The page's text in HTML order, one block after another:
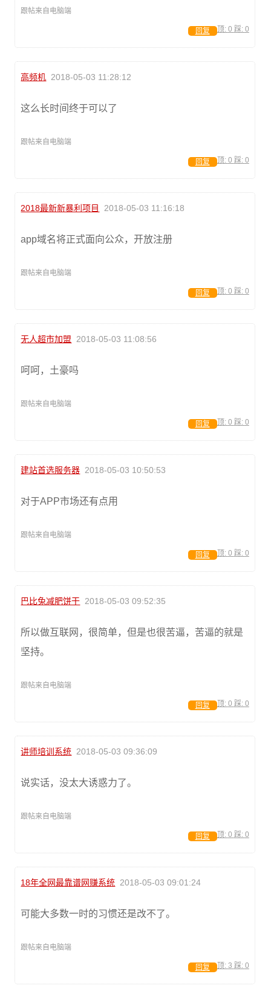
跟帖来自电脑端
顶: 0 踩: 0
回复
高频机 2018-05-03 11:28:12
这么长时间终于可以了
跟帖来自电脑端
顶: 0 踩: 0
回复
2018最新新暴利项目 2018-05-03 11:16:18
app域名将正式面向公众，开放注册
跟帖来自电脑端
顶: 0 踩: 0
回复
无人超市加盟 2018-05-03 11:08:56
呵呵，土豪吗
跟帖来自电脑端
顶: 0 踩: 0
回复
建站首选服务器 2018-05-03 10:50:53
对于APP市场还有点用
跟帖来自电脑端
顶: 0 踩: 0
回复
巴比兔减肥饼干 2018-05-03 09:52:35
所以做互联网，很简单，但是也很苦逼，苦逼的就是
坚持。
跟帖来自电脑端
顶: 0 踩: 0
回复
讲师培训系统 2018-05-03 09:36:09
说实话，没太大诱惑力了。
跟帖来自电脑端
顶: 0 踩: 0
回复
18年全网最靠谱网赚系统 2018-05-03 09:01:24
可能大多数一时的习惯还是改不了。
跟帖来自电脑端
顶: 3 踩: 0
回复